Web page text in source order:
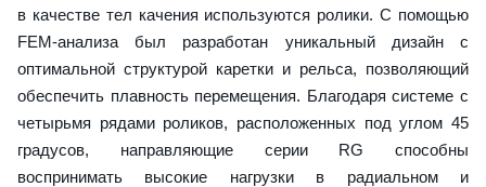
в качестве тел качения используются ролики. С помощью
FEM-анализа был разработан уникальный дизайн с
оптимальной структурой каретки и рельса, позволяющий
обеспечить плавность перемещения. Благодаря системе с
четырьмя рядами роликов, расположенных под углом 45
градусов, направляющие серии RG способны
воспринимать высокие нагрузки в радиальном и